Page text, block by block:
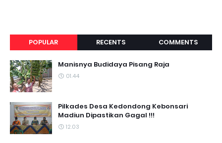
POPULAR RECENTS COMMENTS
Manisnya Budidaya Pisang Raja
01.44
Pilkades Desa Kedondong Kebonsari
Madiun Dipastikan Gagal !!!
12.03